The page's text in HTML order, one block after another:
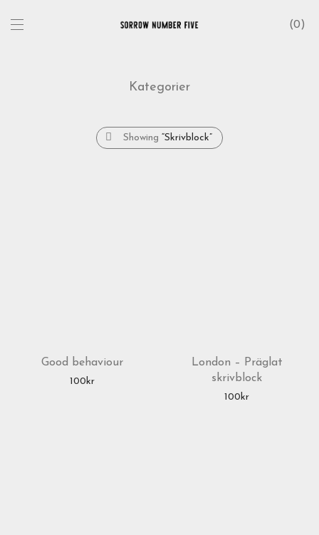
0
Kategorier
Showing “Skrivblock”
Good behaviour
100 kr
London – Präglat
skrivblock
100 kr